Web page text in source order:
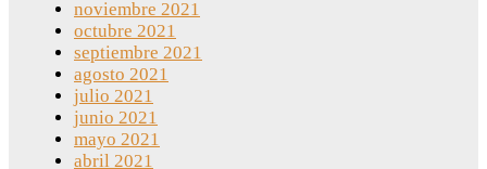
noviembre 2021
octubre 2021
septiembre 2021
agosto 2021
julio 2021
junio 2021
mayo 2021
abril 2021